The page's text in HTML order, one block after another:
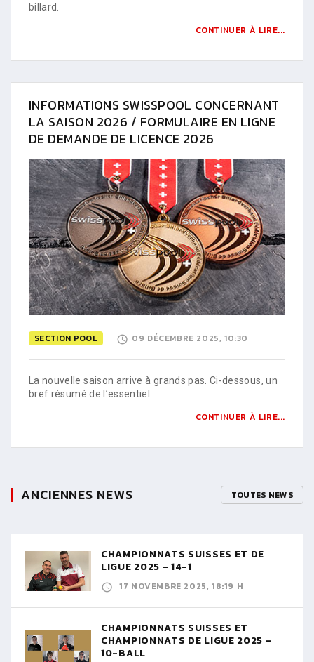
billard.
CONTINUER À LIRE...
INFORMATIONS SWISSPOOL CONCERNANT
LA SAISON 2026 / FORMULAIRE EN LIGNE
DE DEMANDE DE LICENCE 2026
SECTION POOL 09 DÉCEMBRE 2025, 10:30
La nouvelle saison arrive à grands pas. Ci-dessous, un
bref résumé de l’essentiel.
CONTINUER À LIRE...
ANCIENNES NEWS TOUTES NEWS
CHAMPIONNATS SUISSES ET DE
LIGUE 2025 - 14-1
17 NOVEMBRE 2025, 18:19 H
CHAMPIONNATS SUISSES ET
CHAMPIONNATS DE LIGUE 2025 -
10-BALL